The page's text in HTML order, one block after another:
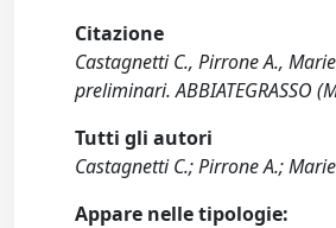
Citazione
Castagnetti C., Pirrone A.,
preliminari. ABBIATEGRASSO
Tutti gli autori
Castagnetti C.; Pirrone A.;
Appare nelle tipologie: